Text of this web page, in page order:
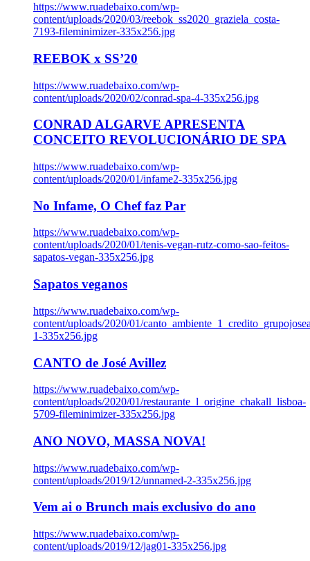
https://www.ruadebaixo.com/wp-
content/uploads/2020/03/reebok_ss2020_graziela_costa-
7193-fileminimizer-335x256.jpg
REEBOK x SS’20
https://www.ruadebaixo.com/wp-
content/uploads/2020/02/conrad-spa-4-335x256.jpg
CONRAD ALGARVE APRESENTA
CONCEITO REVOLUCIONÁRIO DE SPA
https://www.ruadebaixo.com/wp-
content/uploads/2020/01/infame2-335x256.jpg
No Infame, O Chef faz Par
https://www.ruadebaixo.com/wp-
content/uploads/2020/01/tenis-vegan-rutz-como-sao-feitos-
sapatos-vegan-335x256.jpg
Sapatos veganos
https://www.ruadebaixo.com/wp-
content/uploads/2020/01/
1-335x256.jpg
CANTO de José Avillez
https://www.ruadebaixo.com/wp-
content/uploads/2020/01/restaurante_l_origine_chakall_lisboa-
5709-fileminimizer-335x256.jpg
ANO NOVO, MASSA NOVA!
https://www.ruadebaixo.com/wp-
content/uploads/2019/12/unnamed-2-335x256.jpg
Vem ai o Brunch mais exclusivo do ano
https://www.ruadebaixo.com/wp-
content/uploads/2019/12/jag01-335x256.jpg